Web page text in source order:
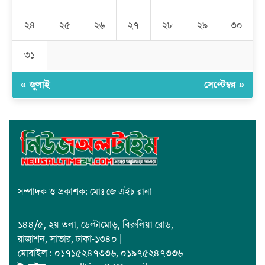
জাবাল-ই-নূর মডেল মাদ্রাসায় ১২তম বার্ষিক পুরস্কার বিতরণ ও বালিকা
২৪ ২৫ ২৬ ২৭ ২৮ ২৯ ৩০
৩১
« জুলাই সেপ্টেম্বর »
সম্পাদক ও প্রকাশক: মোঃ জে এইচ রানা
১৪৪/৫, ২য় তলা, ডেল্টামোড়, বিরুলিয়া রোড,
রাজাশন, সাভার, ঢাকা-১৩৪০ |
মোবাইল : ০১৭১৫২৪৭৩৩৬, ০১৯৭৫২৪৭৩৩৬